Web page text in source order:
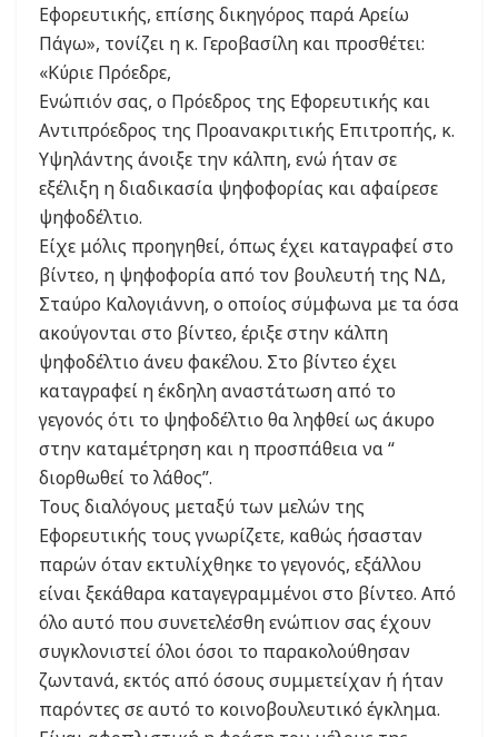
Εφορευτικής, επίσης δικηγόρος παρά Αρείω
Πάγω», τονίζει η κ. Γεροβασίλη και προσθέτει:
«Κύριε Πρόεδρε,
Ενώπιόν σας, ο Πρόεδρος της Εφορευτικής και
Αντιπρόεδρος της Προανακριτικής Επιτροπής, κ.
Υψηλάντης άνοιξε την κάλπη, ενώ ήταν σε
εξέλιξη η διαδικασία ψηφοφορίας και αφαίρεσε
ψηφοδέλτιο.
Είχε μόλις προηγηθεί, όπως έχει καταγραφεί στο
βίντεο, η ψηφοφορία από τον βουλευτή της ΝΔ,
Σταύρο Καλογιάννη, ο οποίος σύμφωνα με τα όσα
ακούγονται στο βίντεο, έριξε στην κάλπη
ψηφοδέλτιο άνευ φακέλου. Στο βίντεο έχει
καταγραφεί η έκδηλη αναστάτωση από το
γεγονός ότι το ψηφοδέλτιο θα ληφθεί ως άκυρο
στην καταμέτρηση και η προσπάθεια να “
διορθωθεί το λάθος”.
Τους διαλόγους μεταξύ των μελών της
Εφορευτικής τους γνωρίζετε, καθώς ήσασταν
παρών όταν εκτυλίχθηκε το γεγονός, εξάλλου
είναι ξεκάθαρα καταγεγραμμένοι στο βίντεο. Από
όλο αυτό που συνετελέσθη ενώπιον σας έχουν
συγκλονιστεί όλοι όσοι το παρακολούθησαν
ζωντανά, εκτός από όσους συμμετείχαν ή ήταν
παρόντες σε αυτό το κοινοβουλευτικό έγκλημα.